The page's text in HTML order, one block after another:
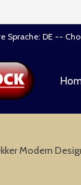
Sprache: DE --
Modern